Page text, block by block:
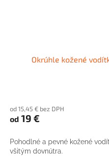
Okrúhle kožené
od 15,45 € bez DPH
od 19 €
Pohodlné a pevné kožené
všitým dovnútra.